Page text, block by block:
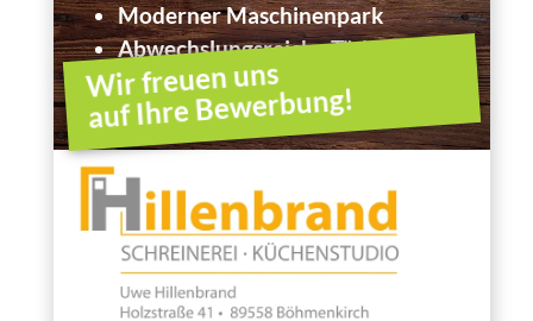
Moderner Maschinenpark
Abwechslungsreiche Tätigkeit
Wir freuen uns
auf Ihre Bewerbung!